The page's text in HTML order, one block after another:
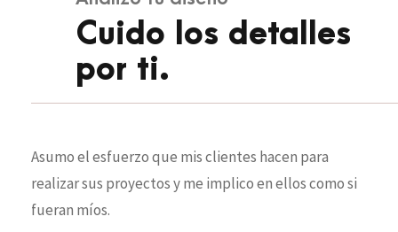
Cuido los detalles
por ti.
Asumo el esfuerzo que mis clientes hacen para
realizar sus proyectos y me implico en ellos como si
fueran míos.